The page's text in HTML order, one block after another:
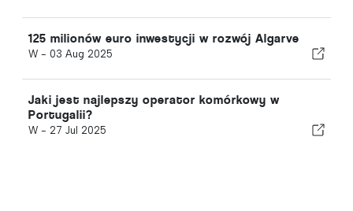
125 milionów euro inwestycji w rozwój Algarve
W - 03 Aug 2025
Jaki jest najlepszy operator komórkowy w
Portugalii?
W - 27 Jul 2025